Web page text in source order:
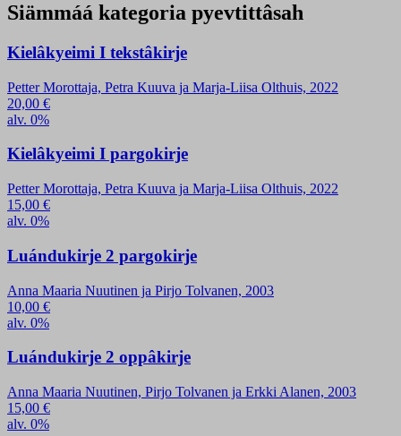
Siämmáá kategoria pyevtittâsah
Kielâkyeimi I tekstâkirje
Petter Morottaja, Petra Kuuva ja Marja-Liisa Olthuis, 2022
20,00 €
alv. 0%
Kielâkyeimi I pargokirje
Petter Morottaja, Petra Kuuva ja Marja-Liisa Olthuis, 2022
15,00 €
alv. 0%
Luándukirje 2 pargokirje
Anna Maaria Nuutinen ja Pirjo Tolvanen, 2003
10,00 €
alv. 0%
Luándukirje 2 oppâkirje
Anna Maaria Nuutinen, Pirjo Tolvanen ja Erkki Alanen, 2003
15,00 €
alv. 0%